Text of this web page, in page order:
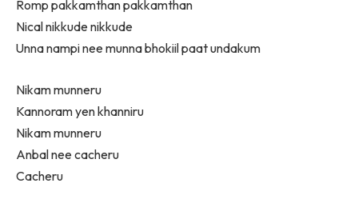
Romp pakkamthan pakkamthan
Nical nikkude nikkude
Unna nampi nee munna bhokiil paat undakum
Nikam munneru
Kannoram yen khanniru
Nikam munneru
Anbal nee cacheru
Cacheru